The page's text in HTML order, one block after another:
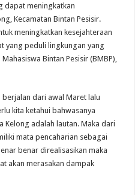
dapat meningkatkan
Kecamatan Bintan Pesisir.
meningkatkan kesejahteraan
yang peduli lingkungan yang
Bintan Pesisir (BMBP),
berjalan dari awal Maret lalu
kita ketahui bahwasanya
Kelong adalah lautan. Maka dari
mata pencaharian sebagai
benar direalisasikan maka
akan merasakan dampak